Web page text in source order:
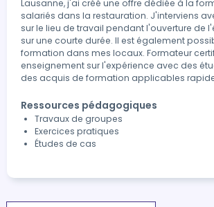
Lausanne, j'ai créé une offre dédiée à la
salariés dans la restauration. J'interviens
sur le lieu de travail pendant l'ouverture de
sur une courte durée. Il est également
formation dans mes locaux. Formateur
enseignement sur l'expérience avec des
des acquis de formation applicables
Ressources pédagogiques
Travaux de groupes
Exercices pratiques
Études de cas